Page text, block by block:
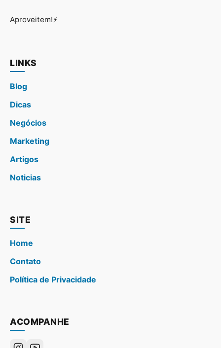
Aproveitem!⚡
LINKS
Blog
Dicas
Negócios
Marketing
Artigos
Noticias
SITE
Home
Contato
Política de Privacidade
ACOMPANHE